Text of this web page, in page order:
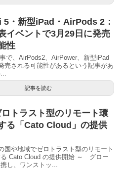
・新型iPad・AirPods 2：
イベントで3月29日に発売
性
で、AirPods2、AirPower、新型iPad
売される可能性があるという記事があ
記事を読む
トラスト型のリモート環
る「Cato Cloud」の提供
国や地域でゼロトラスト型のリモート
Cato Cloud の提供開始 ～ グロー
し、ワンストッ...